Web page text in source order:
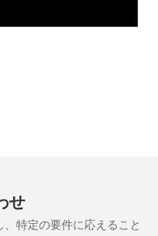
せ
特定の要件に応えること